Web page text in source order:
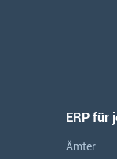
ERP für
Ämter